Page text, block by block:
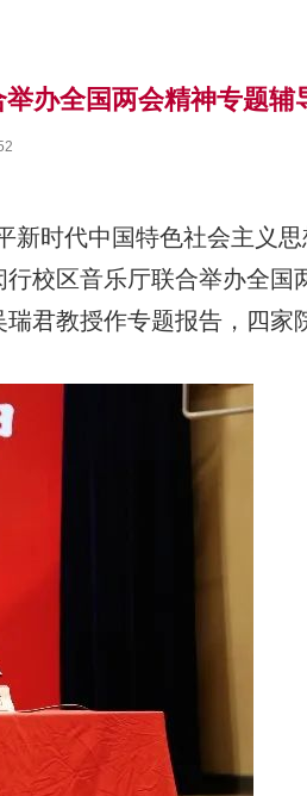
办全国两会精神专题辅
新时代中国特色社会主义
校区音乐厅联合举办全国
君教授作专题报告，四家